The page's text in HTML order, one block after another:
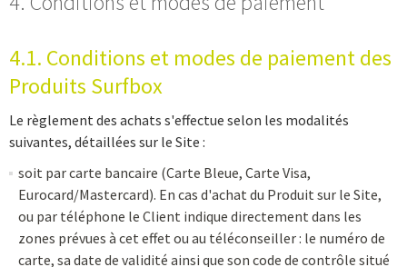
4.1. Conditions et modes de paiement des
Produits Surfbox
Le règlement des achats s'effectue selon les modalités
suivantes, détaillées sur le Site :
soit par carte bancaire (Carte Bleue, Carte Visa,
Eurocard/Mastercard). En cas d'achat du Produit sur le Site,
ou par téléphone le Client indique directement dans les
zones prévues à cet effet ou au téléconseiller : le numéro de
carte, sa date de validité ainsi que son code de contrôle situé